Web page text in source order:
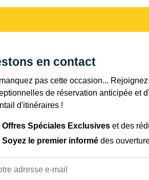
en contact
pas cette occasion...
de réservation anticipée et
d'itinéraires !
Offres Spéciales Exclusives et des
Soyez le premier informé des